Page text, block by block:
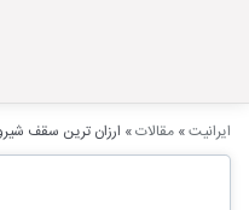
ایرانیت» مقالات» ارزان ترین سقف